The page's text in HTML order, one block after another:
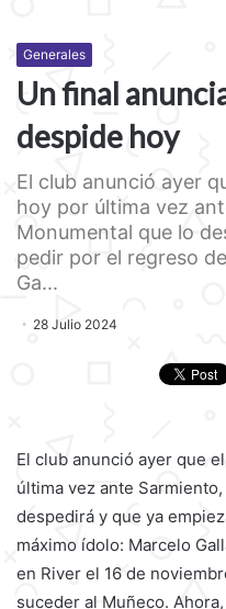
Generales
Un final
despide hoy
El club anunció ayer
hoy por última vez
Monumental que lo
pedir por el regreso
Ga...
28 Julio 2024
El club anunció ayer que
última vez ante
despedirá y que ya
máximo ídolo: Marcelo
en River el 16 de
suceder al Muñeco.